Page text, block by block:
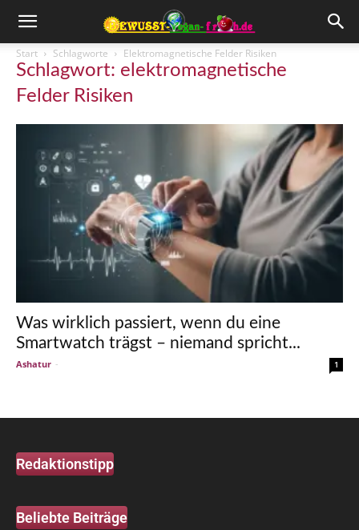
Start Schlagworte Elektromagnetische Felder Risiken
Schlagwort: elektromagnetische
Felder Risiken
Was wirklich passiert, wenn du eine
Smartwatch trägst – niemand spricht...
Ashatur - 1
Redaktionstipp
Beliebte Beiträge